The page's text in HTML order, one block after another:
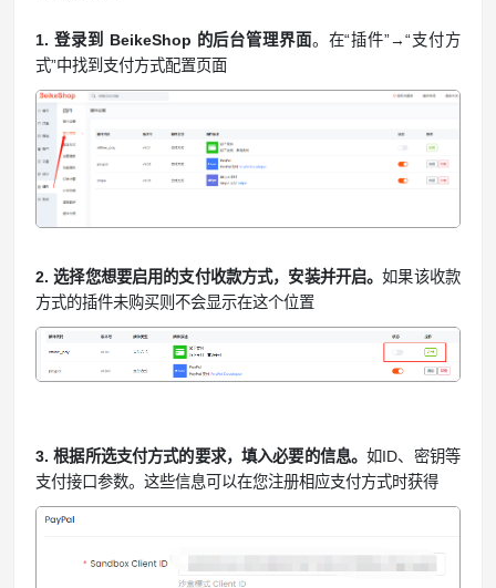
1. 登录到 BeikeShop 的后台管理界面。在“插件”→“支付方
式”中找到支付方式配置页面
2. 选择您想要启用的支付收款方式，安装并开启。如果该收款
方式的插件未购买则不会显示在这个位置
3. 根据所选支付方式的要求，填入必要的信息。如ID、密钥等
支付接口参数。这些信息可以在您注册相应支付方式时获得